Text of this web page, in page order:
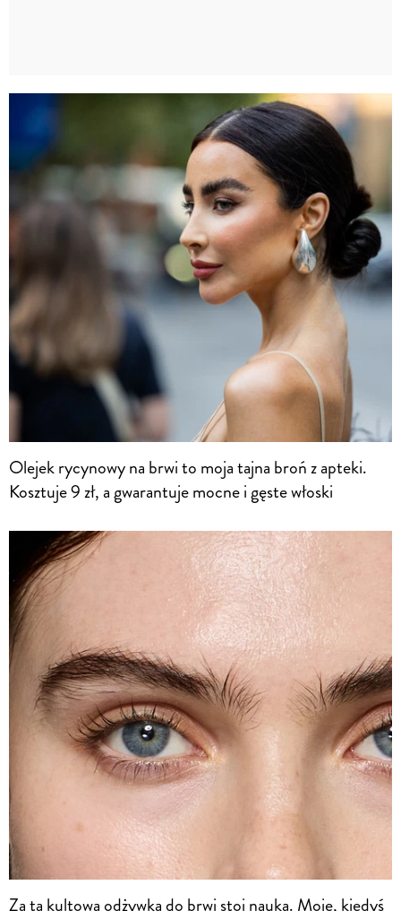
Olejek rycynowy na brwi to moja tajna broń z apteki.
Kosztuje 9 zł, a gwarantuje mocne i gęste włoski
Za tą kultową odżywką do brwi stoi nauka. Moje, kiedyś